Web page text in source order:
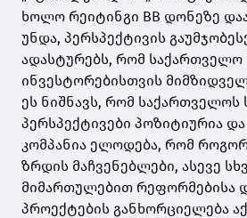
ხოლო რეიტინგი BB დონეზე
უნდა, პერსპექტივის
ადასტურებს, რომ
ინვესტორებისთვის
ეს ნიშნავს, რომ საქართველოს
პერსპექტივები პოზიტიურია
კომპანია ელოდება, რომ
ზრდის მაჩვენებლები, ასევე
მიმართულებით რეფორმებისა
პროექტების განხორციელება